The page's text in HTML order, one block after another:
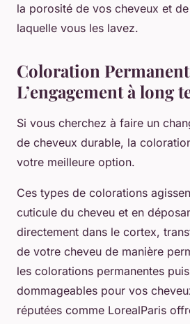
la porosité de vos cheveux et
laquelle vous les lavez.
Coloration
L’engagement à long
Si vous cherchez à faire un
de cheveux durable, la
votre meilleure option.
Ces types de colorations
cuticule du cheveu et en
directement dans le cortex,
de votre cheveu de manière
les colorations permanentes
dommageables pour vos
réputées comme LorealParis